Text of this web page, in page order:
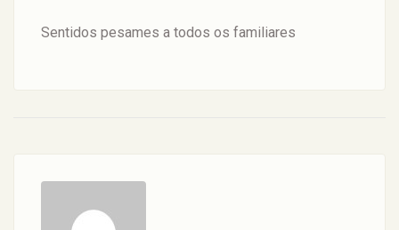
Sentidos pesames a todos os familiares